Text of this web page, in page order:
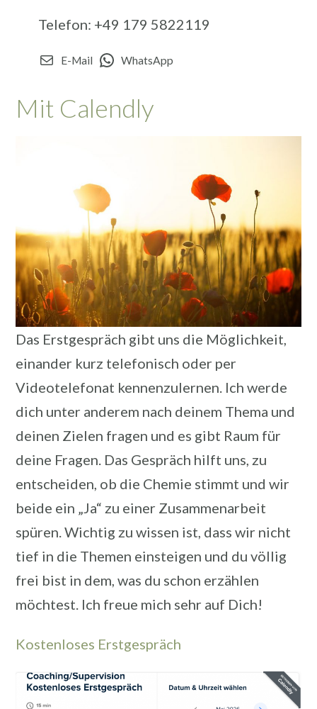
Telefon: +49 179 5822119
E-Mail WhatsApp
Mit Calendly
Das Erstgespräch gibt uns die Möglichkeit,
einander kurz telefonisch oder per
Videotelefonat kennenzulernen. Ich werde
dich unter anderem nach deinem Thema und
deinen Zielen fragen und es gibt Raum für
deine Fragen. Das Gespräch hilft uns, zu
entscheiden, ob die Chemie stimmt und wir
beide ein „Ja“ zu einer Zusammenarbeit
spüren. Wichtig zu wissen ist, dass wir nicht
tief in die Themen einsteigen und du völlig
frei bist in dem, was du schon erzählen
möchtest. Ich freue mich sehr auf Dich!
Kostenloses Erstgespräch